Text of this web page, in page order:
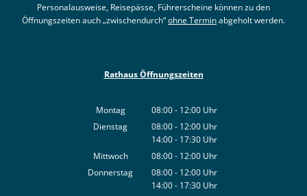
Personalausweise, Reisepässe, Führerscheine können zu den
Öffnungszeiten auch „zwischendurch“ohne Terminabgeholt werden.
Rathaus Öffnungszeiten
Montag 08:00- 12:00 Uhr
Von 08:00 bis 12:00 Uhr
Dienstag 08:00- 12:00 Uhr
Von 08:00 bis 12:00 Uhr
14:00- 17:30 Uhr
Von 14:00 bis 17:30 Uhr
Mittwoch 08:00- 12:00 Uhr
Von 08:00 bis 12:00 Uhr
Donnerstag 08:00- 12:00 Uhr
Von 08:00 bis 12:00 Uhr
14:00- 17:30 Uhr